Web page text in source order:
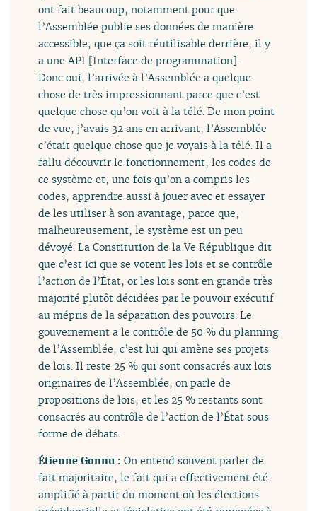
ont fait beaucoup, notamment pour que
l’Assemblée publie ses données de manière
accessible, que ça soit réutilisable derrière, il y
a une API [Interface de programmation].
Donc oui, l’arrivée à l’Assemblée a quelque
chose de très impressionnant parce que c’est
quelque chose qu’on voit à la télé. De mon point
de vue, j’avais 32 ans en arrivant, l’Assemblée
c’était quelque chose que je voyais à la télé. Il a
fallu découvrir le fonctionnement, les codes de
ce système et, une fois qu’on a compris les
codes, apprendre aussi à jouer avec et essayer
de les utiliser à son avantage, parce que,
malheureusement, le système est un peu
dévoyé. La Constitution de la Ve République dit
que c’est ici que se votent les lois et se contrôle
l’action de l’État, or les lois sont en grande très
majorité plutôt décidées par le pouvoir exécutif
au mépris de la séparation des pouvoirs. Le
gouvernement a le contrôle de 50 % du planning
de l’Assemblée, c’est lui qui amène ses projets
de lois. Il reste 25 % qui sont consacrés aux lois
originaires de l’Assemblée, on parle de
propositions de lois, et les 25 % restants sont
consacrés au contrôle de l’action de l’État sous
forme de débats.
Étienne Gonnu :On entend souvent parler de
fait majoritaire, le fait qui a effectivement été
amplifié à partir du moment où les élections